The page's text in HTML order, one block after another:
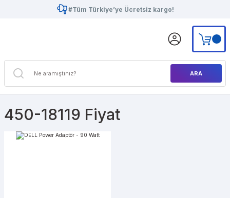
#Tüm Türkiye’ye Ücretsiz kargo!
ARA
450-18119 Fiyat